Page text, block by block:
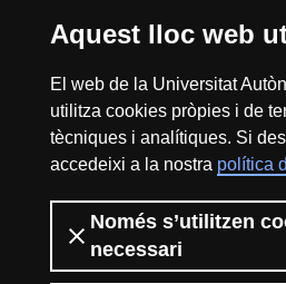
Aquest lloc web
El web de la Universitat
utilitza cookies pròpies i de
tècniques i analítiques. Si
accedeixi a la nostra política
Només s’utilitzen
necessari
Reconeixement - No
ISSN: 2014-
View low-bandwidth version